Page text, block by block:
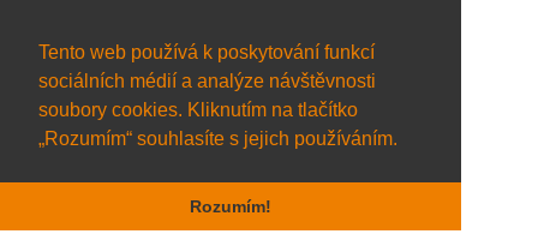
Tento web používá k poskytování funkcí
sociálních médií a analýze návštěvnosti
soubory cookies. Kliknutím na tlačítko
„Rozumím“ souhlasíte s jejich používáním.
Rozumím!